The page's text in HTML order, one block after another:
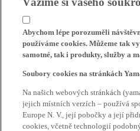
Abychom lépe porozuměli
používáme cookies. Můžeme tak
samotné, tak i produkty, služby a
Soubory cookies na stránkách
Na našich webových stránkách
jejich místních verzích – používá
Europe N. V., její pobočky a její
cookies, včetně technologií